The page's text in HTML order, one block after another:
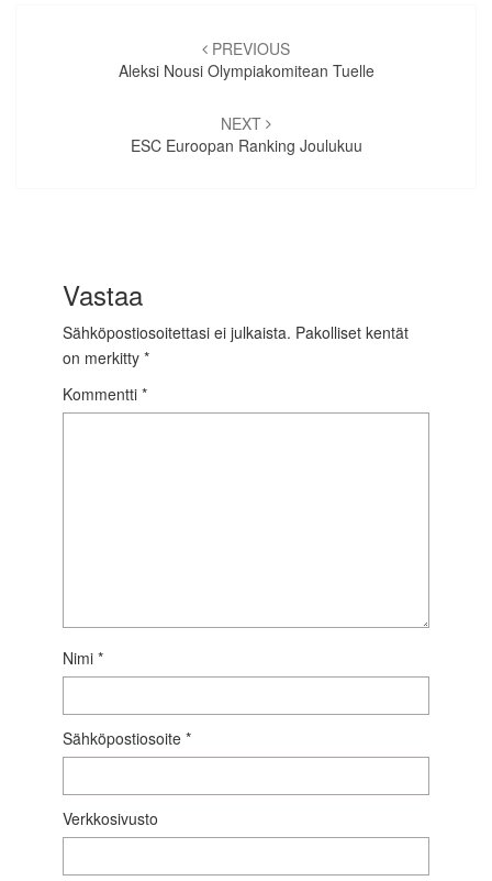
PREVIOUS
Aleksi Nousi Olympiakomitean Tuelle
NEXT
ESC Euroopan Ranking Joulukuu
Vastaa
Sähköpostiosoitettasi ei julkaista. Pakolliset kentät
on merkitty *
Kommentti *
Nimi *
Sähköpostiosoite *
Verkkosivusto